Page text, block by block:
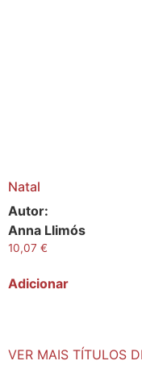
Natal
Autor:
Anna Llimós
10,07 €
Adicionar
VER MAIS TÍTULOS